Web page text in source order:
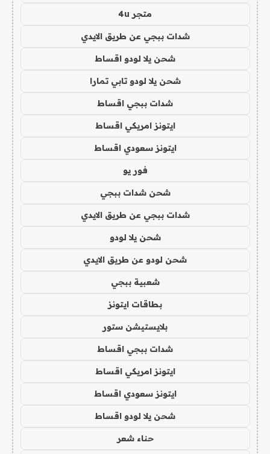
متجر 4u
شدات ببجي عن طريق الايدي
شحن يلا لودو اقساط
شحن يلا لودو تابي تمارا
شدات ببجي اقساط
ايتونز امريكي اقساط
ايتونز سعودي اقساط
فور يو
شحن شدات ببجي
شدات ببجي عن طريق الايدي
شحن يلا لودو
شحن لودو عن طريق الايدي
شعبية ببجي
بطاقات ايتونز
بلايستيشن ستور
شدات ببجي اقساط
ايتونز امريكي اقساط
ايتونز سعودي اقساط
شحن يلا لودو اقساط
حناء شعر